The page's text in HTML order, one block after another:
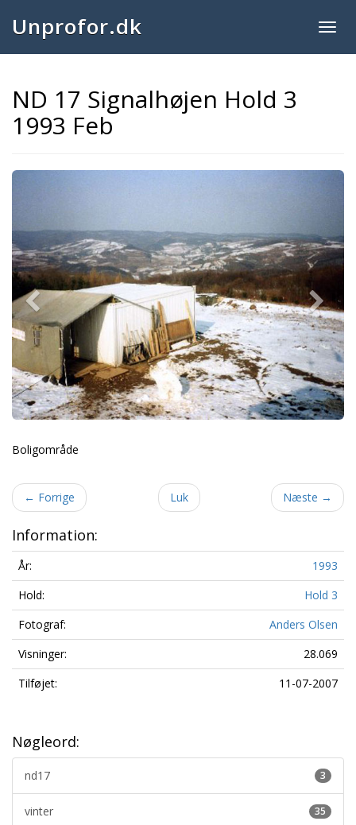
Unprofor.dk
ND 17 Signalhøjen Hold 3
1993 Feb
Previous
Boligområde
← Forrige Luk Næste →
Information:
År:
1993
Hold:
Hold 3
Fotograf:
Anders Olsen
Visninger:
28.069
Tilføjet:
11-07-2007
Nøgleord:
3
nd17
35
vinter